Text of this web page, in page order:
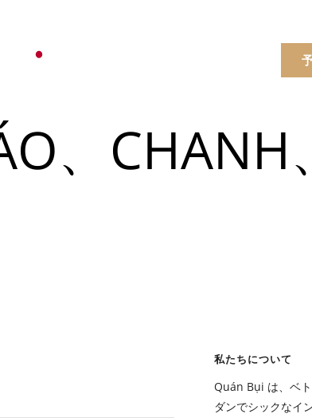
メニュー
、CHANH、
私たちについて
Quán Bụi は、ベ
ダンでシックなイ